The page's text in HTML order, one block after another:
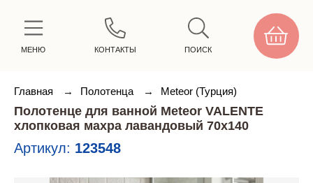
МЕНЮ КОНТАКТЫ ПОИСК
Главная → Полотенца → Meteor (Турция)
Полотенце для ванной Meteor VALENTE
хлопковая махра лавандовый 70х140
Артикул: 123548